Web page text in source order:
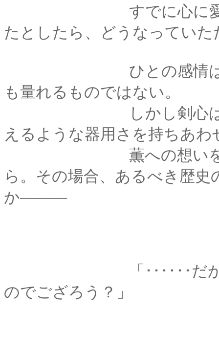
すでに心に愛しい人
たとしたら、どうなっていた
ひとの感情は、単純
も量れるものではない。
しかし剣心は、自分
えるような器用さを持ちあ
薫への想いを抱いた
ら。その場合、あるべき歴
か―――
「･･････だから、記
のでござろう？」